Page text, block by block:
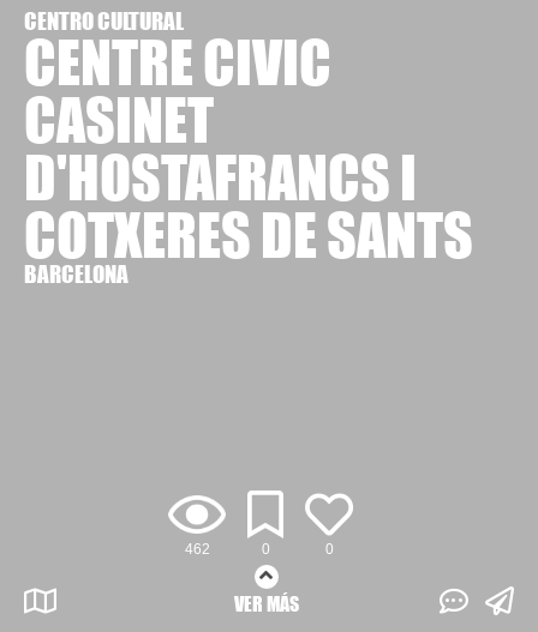
462 0 0
CENTRO CULTURAL
CENTRE CIVIC
CASINET
D'HOSTAFRANCS I
COTXERES DE SANTS
BARCELONA
VER MÁS